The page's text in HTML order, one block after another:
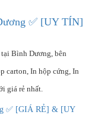
✅ [UY TÍN]
Bình Dương, bên
carton, In hộp cứng, In
giá rẻ nhất.